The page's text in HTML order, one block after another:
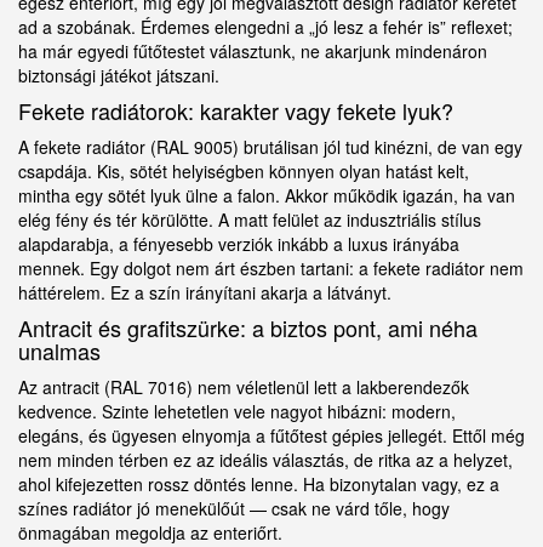
ad a szobának. Érdemes elengedni a „jó lesz a fehér is” reflexet;
ha már egyedi fűtőtestet választunk, ne akarjunk mindenáron
biztonsági játékot játszani.
Fekete radiátorok: karakter vagy fekete lyuk?
A fekete radiátor (RAL 9005) brutálisan jól tud kinézni, de van egy
csapdája. Kis, sötét helyiségben könnyen olyan hatást kelt,
mintha egy sötét lyuk ülne a falon. Akkor működik igazán, ha van
elég fény és tér körülötte. A matt felület az indusztriális stílus
alapdarabja, a fényesebb verziók inkább a luxus irányába
mennek. Egy dolgot nem árt észben tartani: a fekete radiátor nem
háttérelem. Ez a szín irányítani akarja a látványt.
Antracit és grafitszürke: a biztos pont, ami néha
unalmas
Az antracit (RAL 7016) nem véletlenül lett a lakberendezők
kedvence. Szinte lehetetlen vele nagyot hibázni: modern,
elegáns, és ügyesen elnyomja a fűtőtest gépies jellegét. Ettől még
nem minden térben ez az ideális választás, de ritka az a helyzet,
ahol kifejezetten rossz döntés lenne. Ha bizonytalan vagy, ez a
színes radiátor jó menekülőút — csak ne várd tőle, hogy
önmagában megoldja az enteriőrt.